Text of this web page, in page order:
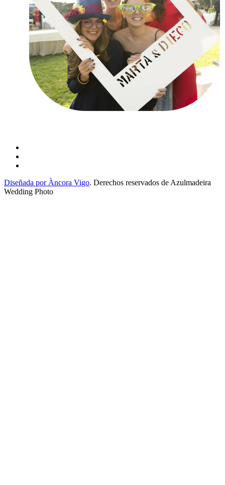
Diseñada por Àncora Vigo. Derechos reservados de Azulmadeira
Wedding Photo